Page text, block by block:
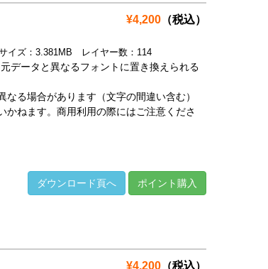
¥4,200 （税込）
イズ：3.381MB レイヤー数：114
データと異なるフォントに置き換えられる
なる場合があります（文字の間違い含む）
かねます。商用利用の際にはご注意くださ
ダウンロード頁へ ポイント購入
¥4,200 （税込）